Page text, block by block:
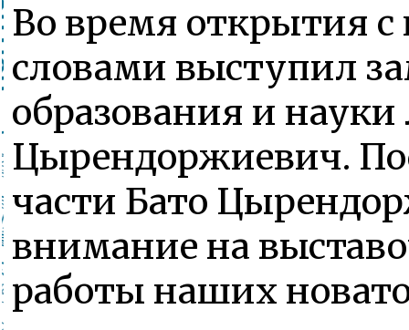
Во время открытия
словами выступил
образования и науки
Цырендоржиевич.
части Бато
внимание на
работы наших